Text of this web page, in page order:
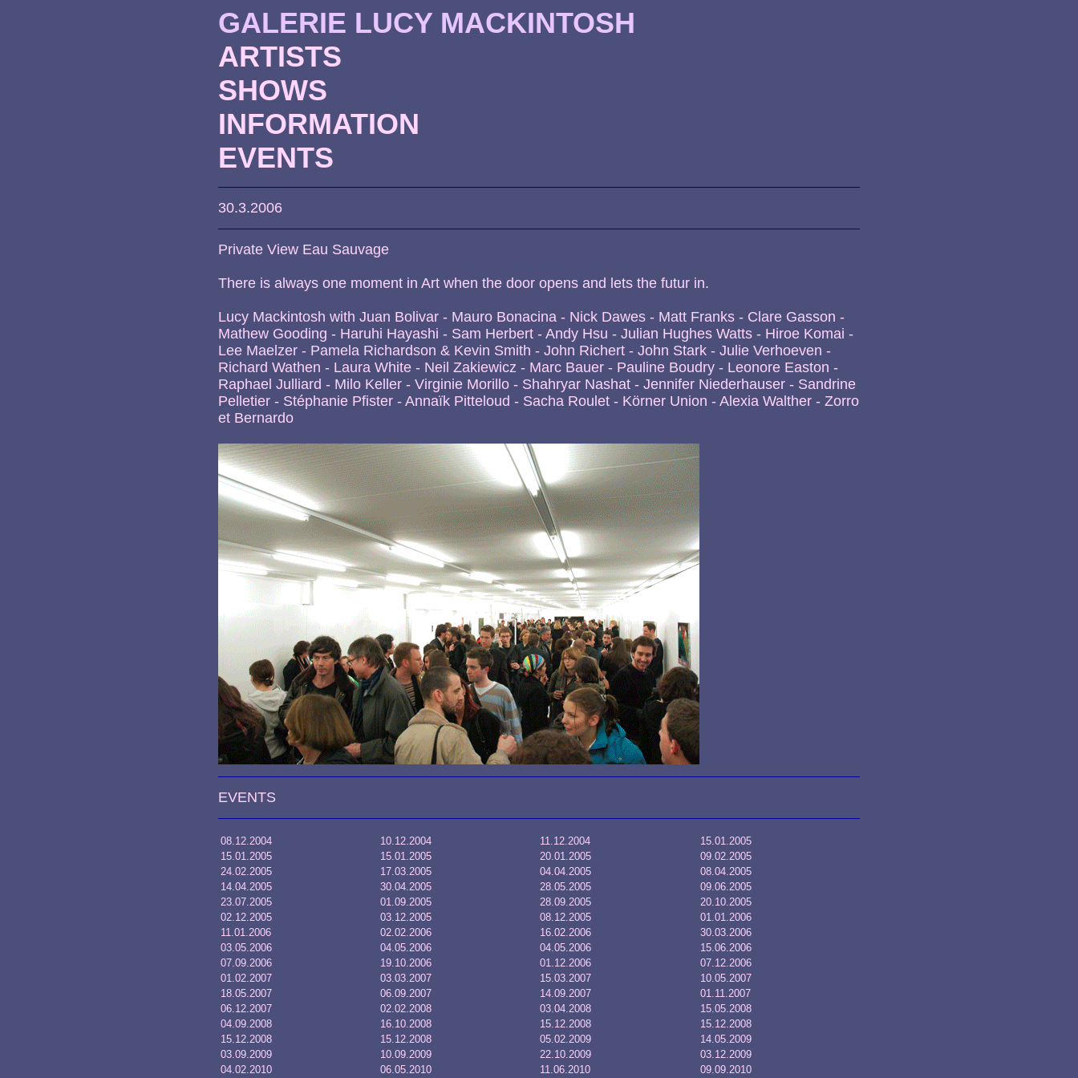
GALERIE LUCY MACKINTOSH
ARTISTS
SHOWS
INFORMATION
EVENTS
30.3.2006
Private View Eau Sauvage
There is always one moment in Art when the door opens and lets the futur in.
Lucy Mackintosh with Juan Bolivar - Mauro Bonacina - Nick Dawes - Matt Franks - Clare Gasson -
Mathew Gooding - Haruhi Hayashi - Sam Herbert - Andy Hsu - Julian Hughes Watts - Hiroe Komai -
Lee Maelzer - Pamela Richardson & Kevin Smith - John Richert - John Stark - Julie Verhoeven -
Richard Wathen - Laura White - Neil Zakiewicz - Marc Bauer - Pauline Boudry - Leonore Easton -
Raphael Julliard - Milo Keller - Virginie Morillo - Shahryar Nashat - Jennifer Niederhauser - Sandrine
Pelletier - Stéphanie Pfister - Annaïk Pitteloud - Sacha Roulet - Körner Union - Alexia Walther - Zorro
et Bernardo
EVENTS
08.12.2004 10.12.2004 11.12.2004
15.01.2005
15.01.2005
15.01.2005 20.01.2005
09.02.2005
24.02.2005
17.03.2005 04.04.2005
08.04.2005
14.04.2005
30.04.2005 28.05.2005
09.06.2005
23.07.2005
01.09.2005 28.09.2005
20.10.2005
02.12.2005
03.12.2005 08.12.2005
01.01.2006
11.01.2006
02.02.2006 16.02.2006
30.03.2006
03.05.2006
04.05.2006 04.05.2006
15.06.2006
07.09.2006
19.10.2006 01.12.2006
07.12.2006
01.02.2007
03.03.2007 15.03.2007
10.05.2007
18.05.2007
06.09.2007 14.09.2007
01.11.2007
06.12.2007
02.02.2008 03.04.2008
15.05.2008
04.09.2008
16.10.2008 15.12.2008
15.12.2008
15.12.2008
15.12.2008 05.02.2009
14.05.2009
03.09.2009
10.09.2009 22.10.2009
03.12.2009
04.02.2010
06.05.2010 11.06.2010 09.09.2010